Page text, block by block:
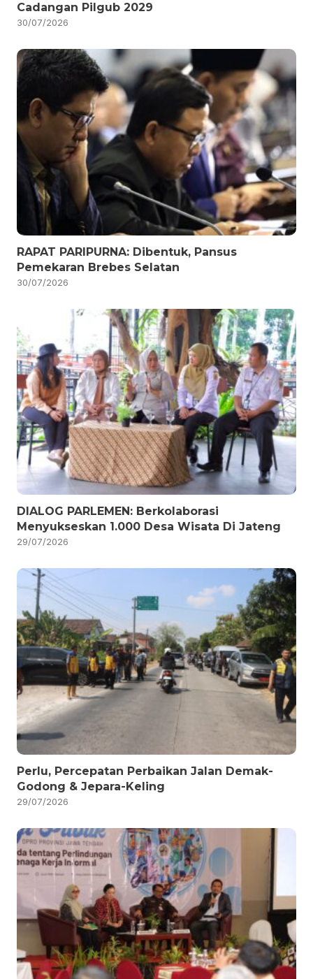
Cadangan Pilgub 2029
30/07/2026
RAPAT PARIPURNA: Dibentuk, Pansus
Pemekaran Brebes Selatan
30/07/2026
DIALOG PARLEMEN: Berkolaborasi
Menyukseskan 1.000 Desa Wisata Di Jateng
29/07/2026
Perlu, Percepatan Perbaikan Jalan Demak-
Godong & Jepara-Keling
29/07/2026